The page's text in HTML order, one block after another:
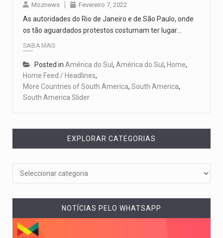
Moznews Fevereiro 7, 2022
As autoridades do Rio de Janeiro e de São Paulo, onde
os tão aguardados protestos costumam ter lugar…
SAIBA MAIS
Posted in América do Sul, América do Sul, Home,
Home Feed / Headlines,
More Countries of South America, South America,
South America Slider
EXPLORAR CATEGORIAS
NOTÍCIAS PELO WHATSAPP